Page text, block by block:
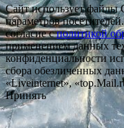
Сайт использует файлы
параметров
согласие сполитикой
применением данных
конфиденциальности
сбора обезличенных
«Liveinternet»,
Принять